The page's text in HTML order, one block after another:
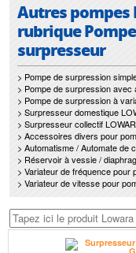
Autres pompes
rubrique
surpresseur
> Pompe de surpression
> Pompe de surpression avec
> Pompe de surpression à
> Surpresseur domestique
> Surpresseur collectif
> Accessoires divers pour
> Automatisme / Automate de
> Réservoir à vessie /
> Variateur de fréquence pour
> Variateur de vitesse pour